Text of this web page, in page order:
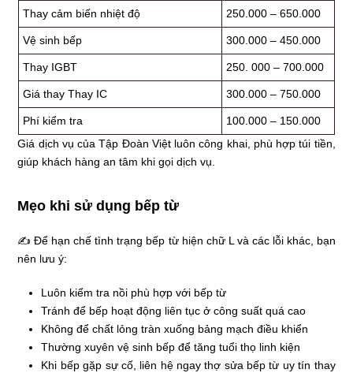
Thay cảm biến nhiệt độ 250.000 – 650.000
Vệ sinh bếp 300.000 – 450.000
Thay IGBT 250. 000 – 700.000
Giá thay Thay IC 300.000 – 750.000
Phí kiểm tra
100.000 – 150.000
Giá dịch vụ của Tập Đoàn Việt luôn công khai, phù hợp túi tiền,
giúp khách hàng an tâm khi gọi dịch vụ.
Mẹo khi sử dụng bếp từ
✍ Để hạn chế tình trạng bếp từ hiện chữ L và các lỗi khác, bạn
nên lưu ý:
Luôn kiểm tra nồi phù hợp với bếp từ
Tránh để bếp hoạt động liên tục ở công suất quá cao
Không để chất lỏng tràn xuống bảng mạch điều khiển
Thường xuyên vệ sinh bếp để tăng tuổi thọ linh kiện
Khi bếp gặp sự cố, liên hệ ngay thợ sửa bếp từ uy tín thay